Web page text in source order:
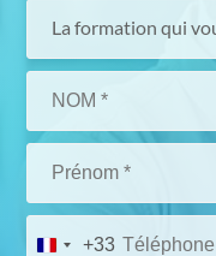
La formation qui
+33